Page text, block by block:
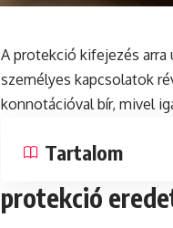
A protekció kifejezés
személyes kapcsolatok
konnotációvalbír, mivel
Tartalom
protekció